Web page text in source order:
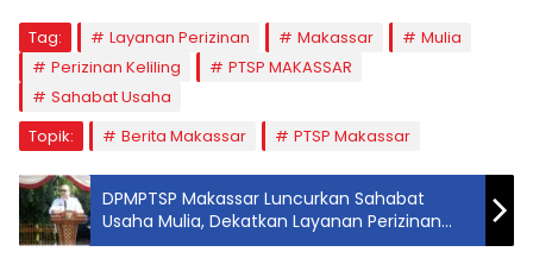
Tag: Layanan Perizinan Makassar
Mulia
Perizinan Keliling
PTSP MAKASSAR
Sahabat Usaha
Topik:
Berita Makassar PTSP Makassar
DPMPTSP Makassar Luncurkan Sahabat
Usaha Mulia, Dekatkan Layanan Perizinan
Keliling